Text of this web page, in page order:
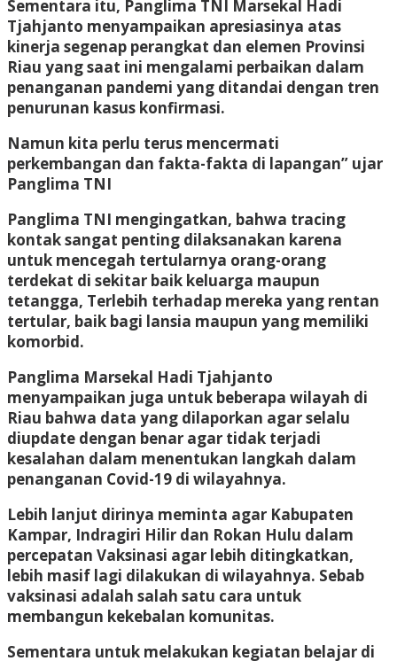
Sementara itu, Panglima TNI Marsekal Hadi
Tjahjanto menyampaikan apresiasinya atas
kinerja segenap perangkat dan elemen Provinsi
Riau yang saat ini mengalami perbaikan dalam
penanganan pandemi yang ditandai dengan tren
penurunan kasus konfirmasi.
Namun kita perlu terus mencermati
perkembangan dan fakta-fakta di lapangan” ujar
Panglima TNI
Panglima TNI mengingatkan, bahwa tracing
kontak sangat penting dilaksanakan karena
untuk mencegah tertularnya orang-orang
terdekat di sekitar baik keluarga maupun
tetangga, Terlebih terhadap mereka yang rentan
tertular, baik bagi lansia maupun yang memiliki
komorbid.
Panglima Marsekal Hadi Tjahjanto
menyampaikan juga untuk beberapa wilayah di
Riau bahwa data yang dilaporkan agar selalu
diupdate dengan benar agar tidak terjadi
kesalahan dalam menentukan langkah dalam
penanganan Covid-19 di wilayahnya.
Lebih lanjut dirinya meminta agar Kabupaten
Kampar, Indragiri Hilir dan Rokan Hulu dalam
percepatan Vaksinasi agar lebih ditingkatkan,
lebih masif lagi dilakukan di wilayahnya. Sebab
vaksinasi adalah salah satu cara untuk
membangun kekebalan komunitas.
Sementara untuk melakukan kegiatan belajar di